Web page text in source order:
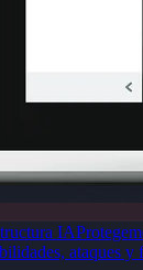
IA
ataques y